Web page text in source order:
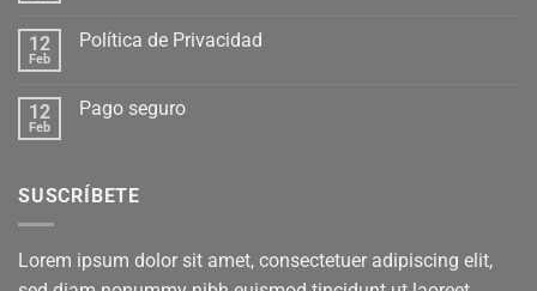
12
Feb
Política de Privacidad
12
Feb
Pago seguro
SUSCRÍBETE
Lorem ipsum dolor sit amet, consectetuer adipiscing elit,